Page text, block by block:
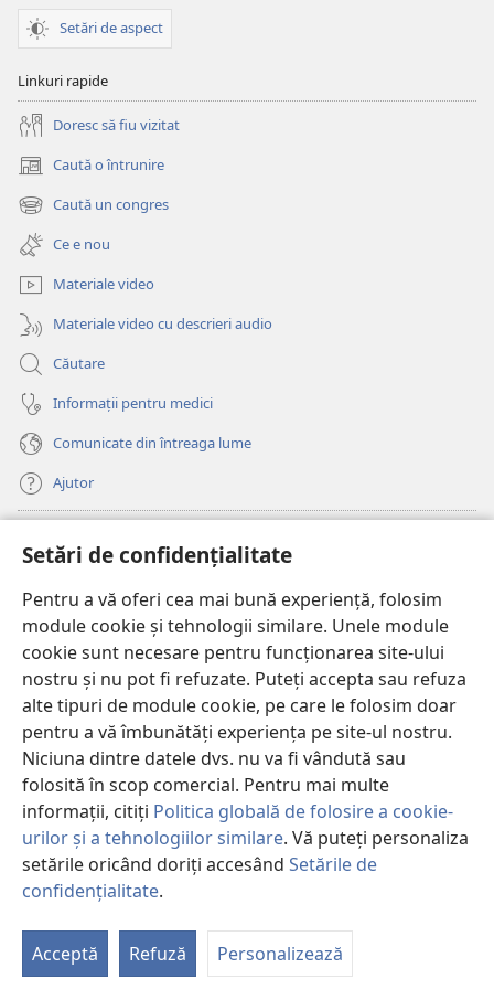
Setări de confidențialitate
Pentru a vă oferi cea mai bună experiență, folosim
module cookie și tehnologii similare. Unele module
cookie sunt necesare pentru funcționarea site-ului
nostru și nu pot fi refuzate. Puteți accepta sau refuza
alte tipuri de module cookie, pe care le folosim doar
pentru a vă îmbunătăți experiența pe site-ul nostru.
Niciuna dintre datele dvs. nu va fi vândută sau
folosită în scop comercial. Pentru mai multe
informații, citiți Politica globală de folosire a cookie-
urilor și a tehnologiilor similare. Vă puteți personaliza
setările oricând doriți accesând Setările de
confidențialitate.
Acceptă Refuză Personalizează
Setări de aspect
Linkuri rapide
Doresc să fiu vizitat
Caută o întrunire
(se
deschide
o
fereastră
nouă)
Caută un congres
(se
deschide
o
fereastră
nouă)
Ce e nou
Materiale video
Materiale video cu descrieri audio
Căutare
Informații pentru medici
Comunicate din întreaga lume
Ajutor
(se
deschide
o
fereastră
nouă)
Watchtower – BIBLIOTECĂ ONLINE™
(se
deschide
o
fereastră
JW Hub ®
(se
deschide
o
fereastră
nouă)
JW Library®
Watchtower Library
Copyright© 2026 Watch Tower Bible and Tract Society of Pennsylvania.
CONDIȚII DE UTILIZARE